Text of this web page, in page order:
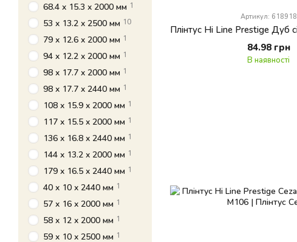
Артикул: 618918
84.98 грн
В наявності
68.4 x 15.3 x 2000 мм 1
53 x 13.2 x 2500 мм 10
79 x 12.6 x 2000 мм 1
94 x 12.2 x 2000 мм 1
98 x 17.7 x 2000 мм 1
98 x 17.7 x 2440 мм 1
108 x 15.9 x 2000 мм 1
117 x 15.5 x 2000 мм 1
136 x 16.8 x 2440 мм 1
144 x 13.2 x 2000 мм 1
179 x 16.5 x 2440 мм 1
40 x 10 x 2440 мм 1
57 x 16 x 2000 мм 1
58 x 12 x 2000 мм 1
59 x 10 x 2500 мм 1